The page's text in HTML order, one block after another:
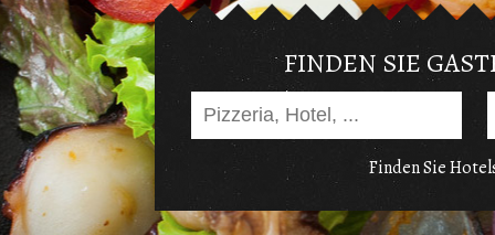
FINDEN SIE
Finden Sie